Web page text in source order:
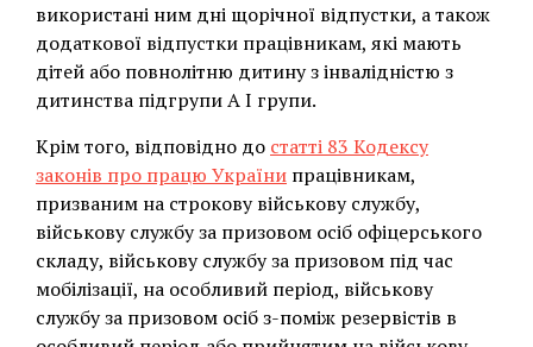
використані ним дні щорічної відпустки, а також
додаткової відпустки працівникам, які мають
дітей або повнолітню дитину з інвалідністю з
дитинства підгрупи А I групи.
Крім того, відповідно до статті 83 Кодексу
законів про працю України працівникам,
призваним на строкову військову службу,
військову службу за призовом осіб офіцерського
складу, військову службу за призовом під час
мобілізації, на особливий період, військову
службу за призовом осіб з-поміж резервістів в